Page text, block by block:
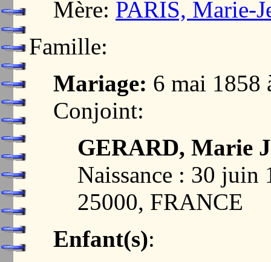
Mère: PARIS, Marie-
Famille:
Mariage: 6 mai 1858
Conjoint:
GERARD, Marie
Naissance : 30
25000, FRANCE
Enfant(s):